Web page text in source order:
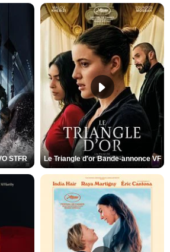
STFR Le Triangle d'or Bande-annonce VF